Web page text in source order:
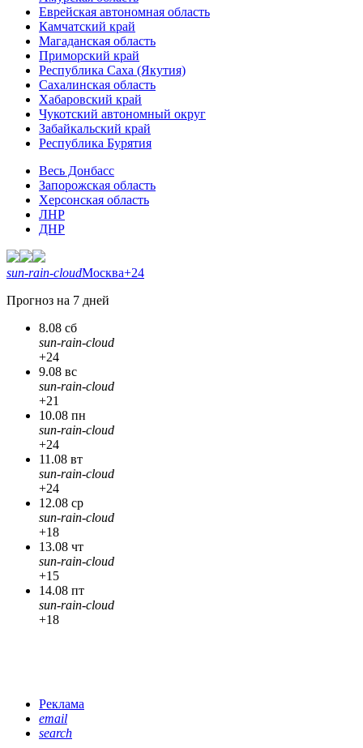
Еврейская автономная область
Камчатский край
Магаданская область
Приморский край
Республика Саха (Якутия)
Сахалинская область
Хабаровский край
Чукотский автономный округ
Забайкальский край
Республика Бурятия
Весь Донбасс
Запорожская область
Херсонская область
ЛНР
ДНР
sun-rain-cloudМосква+24
Прогноз на 7 дней
8.08 сб
sun-rain-cloud
+24
9.08 вс
sun-rain-cloud
+21
10.08 пн
sun-rain-cloud
+24
11.08 вт
sun-rain-cloud
+24
12.08 ср
sun-rain-cloud
+18
13.08 чт
sun-rain-cloud
+15
14.08 пт
sun-rain-cloud
+18
Реклама
email
search